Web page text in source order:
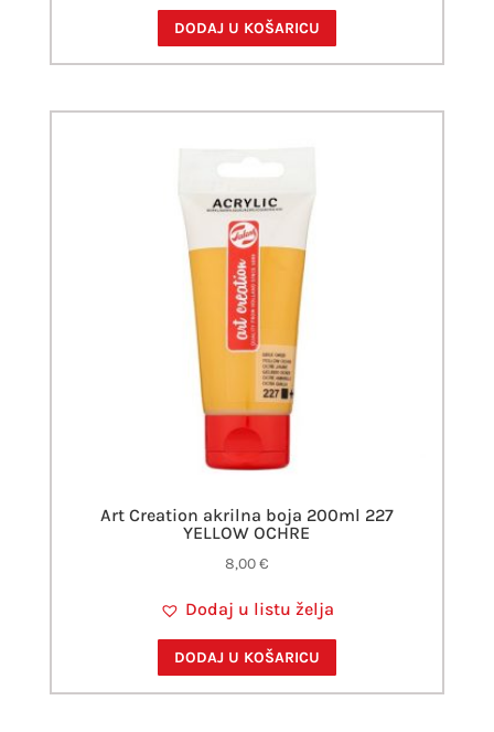
DODAJ U KOŠARICU
Art Creation akrilna boja 200ml 227
YELLOW OCHRE
8,00€
Dodaj u listu želja
DODAJ U KOŠARICU